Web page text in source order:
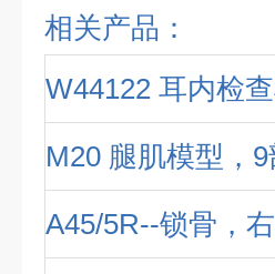
相关产品：
W44122 耳内检
M20 腿肌模型，
A45/5R--锁骨，